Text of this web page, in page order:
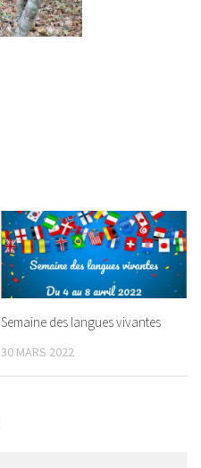
Semaine des langues vivantes
30 MARS 2022